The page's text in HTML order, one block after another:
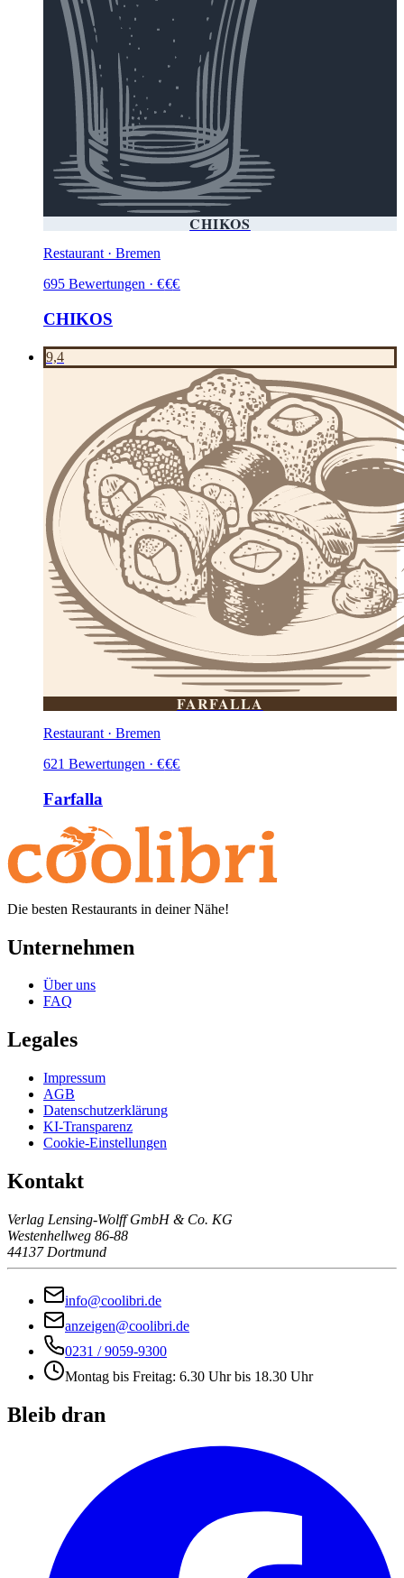
CHIKOS
Restaurant · Bremen
695 Bewertungen · €€€
CHIKOS
9,4
FARFALLA
Restaurant · Bremen
621 Bewertungen · €€€
Farfalla
Die besten Restaurants in deiner Nähe!
Unternehmen
Über uns
FAQ
Legales
Impressum
AGB
Datenschutzerklärung
KI-Transparenz
Cookie-Einstellungen
Kontakt
Verlag Lensing-Wolff GmbH & Co. KG
Westenhellweg 86-88
44137 Dortmund
info@coolibri.de
anzeigen@coolibri.de
0231 / 9059-9300
Montag bis Freitag: 6.30 Uhr bis 18.30 Uhr
Bleib dran